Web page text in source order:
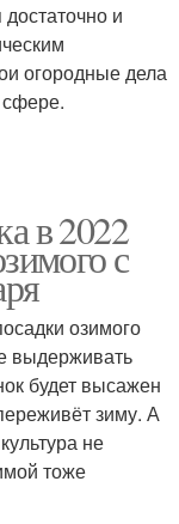
и
огородные дела
в 2022
с
озимого
выдерживать
будет высажен
зиму. А
не
тоже